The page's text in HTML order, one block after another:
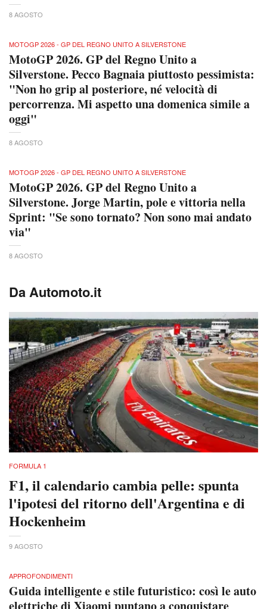
8 AGOSTO
MOTOGP 2026 - GP DEL REGNO UNITO A SILVERSTONE
MotoGP 2026. GP del Regno Unito a
Silverstone. Pecco Bagnaia piuttosto pessimista:
"Non ho grip al posteriore, né velocità di
percorrenza. Mi aspetto una domenica simile a
oggi"
8 AGOSTO
MOTOGP 2026 - GP DEL REGNO UNITO A SILVERSTONE
MotoGP 2026. GP del Regno Unito a
Silverstone. Jorge Martin, pole e vittoria nella
Sprint: "Se sono tornato? Non sono mai andato
via"
8 AGOSTO
Da Automoto.it
FORMULA 1
F1, il calendario cambia pelle: spunta
l'ipotesi del ritorno dell'Argentina e di
Hockenheim
9 AGOSTO
APPROFONDIMENTI
Guida intelligente e stile futuristico: così le auto
elettriche di Xiaomi puntano a conquistare